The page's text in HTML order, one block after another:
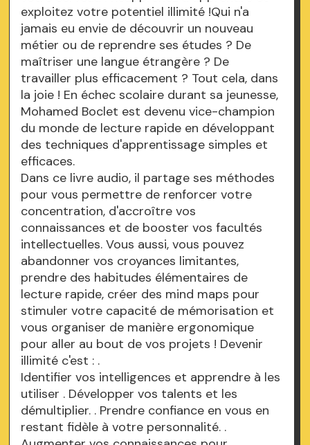
exploitez votre potentiel illimité !Qui n'a
jamais eu envie de découvrir un nouveau
métier ou de reprendre ses études ? De
maîtriser une langue étrangère ? De
travailler plus efficacement ? Tout cela, dans
la joie ! En échec scolaire durant sa jeunesse,
Mohamed Boclet est devenu vice-champion
du monde de lecture rapide en développant
des techniques d'apprentissage simples et
efficaces.
Dans ce livre audio, il partage ses méthodes
pour vous permettre de renforcer votre
concentration, d'accroître vos
connaissances et de booster vos facultés
intellectuelles. Vous aussi, vous pouvez
abandonner vos croyances limitantes,
prendre des habitudes élémentaires de
lecture rapide, créer des mind maps pour
stimuler votre capacité de mémorisation et
vous organiser de manière ergonomique
pour aller au bout de vos projets ! Devenir
illimité c'est : .
Identifier vos intelligences et apprendre à les
utiliser . Développer vos talents et les
démultiplier. . Prendre confiance en vous en
restant fidèle à votre personnalité. .